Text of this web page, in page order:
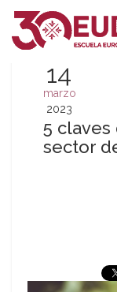
14
marzo
2023
5 claves
sector